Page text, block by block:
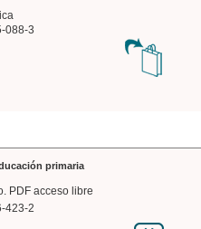
088-3
primaria
PDF acceso libre
423-2